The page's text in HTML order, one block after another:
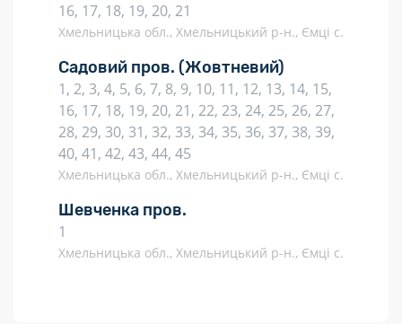
16, 17, 18, 19, 20, 21
Хмельницька обл., Хмельницький р-н., Ємці с.
Садовий пров. (Жовтневий)
1, 2, 3, 4, 5, 6, 7, 8, 9, 10, 11, 12, 13, 14, 15,
16, 17, 18, 19, 20, 21, 22, 23, 24, 25, 26, 27,
28, 29, 30, 31, 32, 33, 34, 35, 36, 37, 38, 39,
40, 41, 42, 43, 44, 45
Хмельницька обл., Хмельницький р-н., Ємці с.
Шевченка пров.
1
Хмельницька обл., Хмельницький р-н., Ємці с.